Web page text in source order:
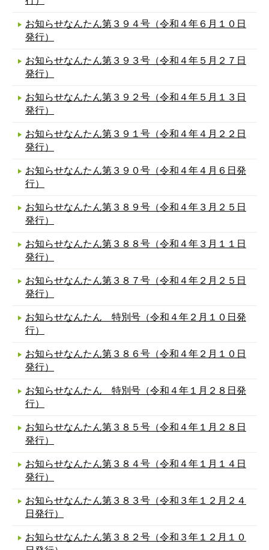
お知らせなんたん第３９４号（令和４年６月１０日
発行）
お知らせなんたん第３９３号（令和４年５月２７日
発行）
お知らせなんたん第３９２号（令和４年５月１３日
発行）
お知らせなんたん第３９１号（令和４年４月２２日
発行）
お知らせなんたん第３９０号（令和４年４月６日発
行）
お知らせなんたん第３８９号（令和４年３月２５日
発行）
お知らせなんたん第３８８号（令和４年３月１１日
発行）
お知らせなんたん第３８７号（令和４年２月２５日
発行）
お知らせなんたん 特別号（令和４年２月１０日発
行）
お知らせなんたん第３８６号（令和４年２月１０日
発行）
お知らせなんたん 特別号（令和４年１月２８日発
行）
お知らせなんたん第３８５号（令和４年１月２８日
発行）
お知らせなんたん第３８４号（令和４年１月１４日
発行）
お知らせなんたん第３８３号（令和３年１２月２４
日発行）
お知らせなんたん第３８２号（令和３年１２月１０